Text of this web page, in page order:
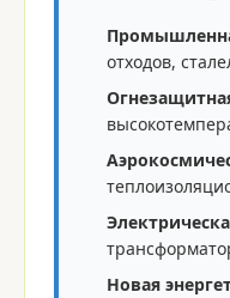
отходов,
Новая